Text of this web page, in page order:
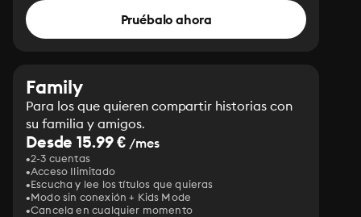
Pruébalo ahora
Family
Para los que quieren compartir historias con
su familia y amigos.
Desde 15.99 € /mes
2-3 cuentas
Acceso Ilimitado
Escucha y lee los títulos que quieras
Modo sin conexión + Kids Mode
Cancela en cualquier momento